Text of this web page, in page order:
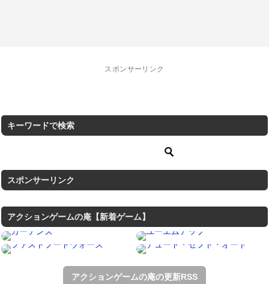
スポンサーリンク
キーワードで検索
スポンサーリンク
アクションゲームの庵【新着ゲーム】
アクションゲームの庵の更新RSS